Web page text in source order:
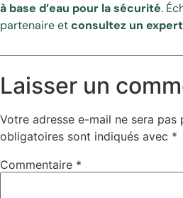
à base d’eau pour la sécurité.
partenaire etconsultez un
Laisser un
Votre adresse e-mail ne sera pas
obligatoires sont indiqués avec *
Commentaire *